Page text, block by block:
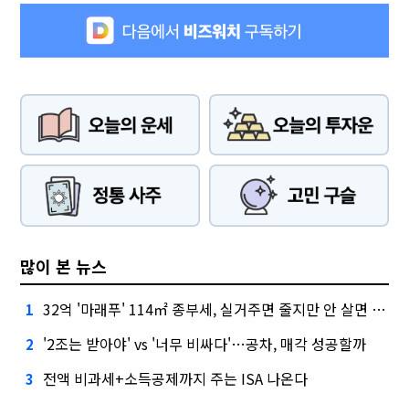
많이 본 뉴스
1 32억 '마래푸' 114㎡ 종부세, 실거주면 줄지만 안 살면 2.5배
2 '2조는 받아야' vs '너무 비싸다'…공차, 매각 성공할까
3 전액 비과세+소득공제까지 주는 ISA 나온다